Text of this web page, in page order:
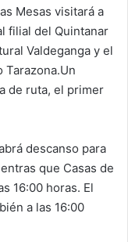
Mesas visitará a
filial del Quintanar
Valdeganga y el
de ruta, el primer
descanso para
que Casas de
16:00 horas. El
a las 16:00